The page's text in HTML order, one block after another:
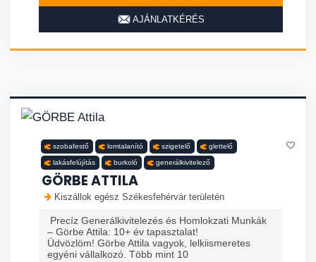
AJÁNLATKÉRÉS
szobafestő lomtalanító szigetelő glettelő
lakásfelújítás burkoló generálkivitelező
GÖRBE ATTILA
Kiszállok egész Székesfehérvár területén
Precíz Generálkivitelezés és Homlokzati Munkák
– Görbe Attila: 10+ év tapasztalat!
Üdvözlöm! Görbe Attila vagyok, lelkiismeretes
egyéni vállalkozó. Több mint 10